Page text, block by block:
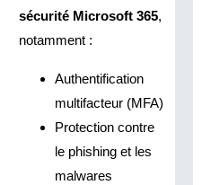
sécurité Microsoft 365,
notamment :
Authentification
multifacteur (MFA)
Protection contre
le phishing et les
malwares